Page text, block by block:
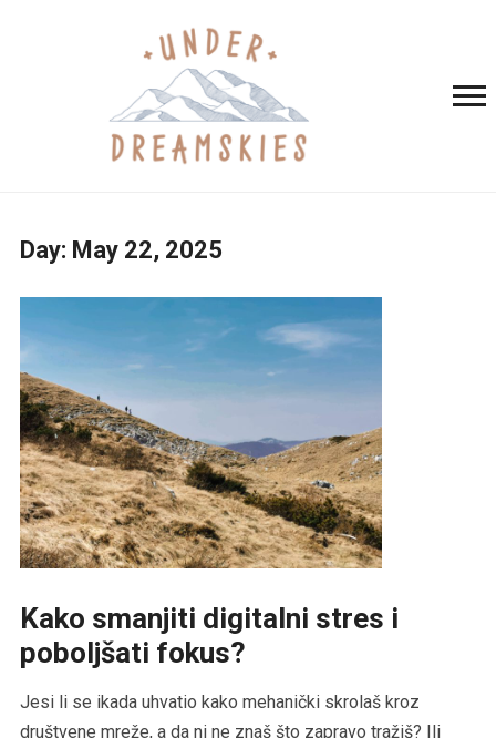
Day: May 22, 2025
Kako smanjiti digitalni stres i
poboljšati fokus?
Jesi li se ikada uhvatio kako mehanički skrolaš kroz
društvene mreže, a da ni ne znaš što zapravo tražiš? Ili